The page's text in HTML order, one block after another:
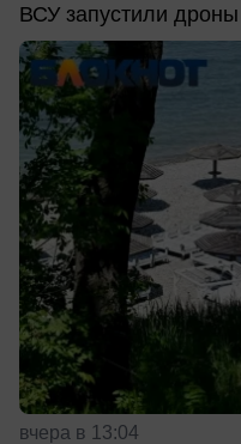
ВСУ запустили
вчера в 13:04